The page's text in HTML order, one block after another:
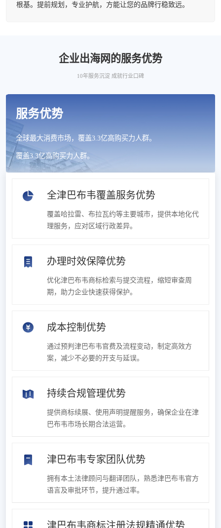
根基。提前规划，专业护航，方能让您的品牌行稳致远。
企业出海网的服务优势
10年服务沉淀 成就行业口碑
服务优势
全球最大消费市场，覆盖3.3亿高购买力人群。
覆盖3.3亿高购买力人群。
全津巴布韦覆盖服务优势
覆盖哈拉雷、布拉瓦约等主要城市，提供本地化代
理服务，应对区域行政差异。
办理时效保障优势
优化津巴布韦商标检索与提交流程，缩短审查周
期，助力企业快速获得保护。
成本控制优势
通过预判津巴布韦官费及流程变动，制定高效方
案，减少不必要的开支与延误。
持续合规管理优势
提供商标续展、使用声明提醒服务，确保企业在津
巴布韦市场长期合法运营。
津巴布韦专家团队优势
拥有本土法律顾问与翻译团队，熟悉津巴布韦官方
语言及审批环节，提升通过率。
津巴布韦商标注册法规精通优势